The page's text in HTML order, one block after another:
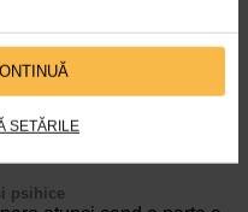
SETĂRILE
la nivelul tractului
orice segment al
pana la anus. Boala
psihice